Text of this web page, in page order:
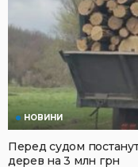
НОВИНИ
Перед судом
дерев на 3 млн грн